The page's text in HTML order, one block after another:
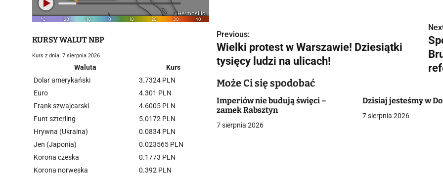
N
a
w
i
g
a
Previous:
Wielki protest w Warszawie! Dziesiątki
tysięcy ludzi na ulicach!
Może Ci się spodobać
Imperiów nie budują święci –
zamek Rabsztyn
7 sierpnia 2026
Dzisiaj jesteśmy w
7 sierpnia 2026
KURSY WALUT NBP
Kurs z dnia: 7 sierpnia 2026
Waluta
Kurs
Dolar amerykański
3.7324 PLN
Euro
4.301 PLN
Frank szwajcarski
4.6005 PLN
Funt szterling
5.0172 PLN
Hrywna (Ukraina)
0.0834 PLN
Jen (Japonia)
0.023565 PLN
Korona czeska
0.1773 PLN
Korona norweska
0.392 PLN